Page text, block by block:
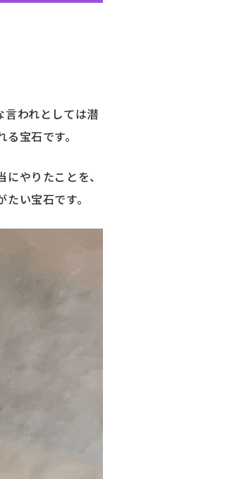
言われとしては潜
宝石です。
やりたことを、
い宝石です。